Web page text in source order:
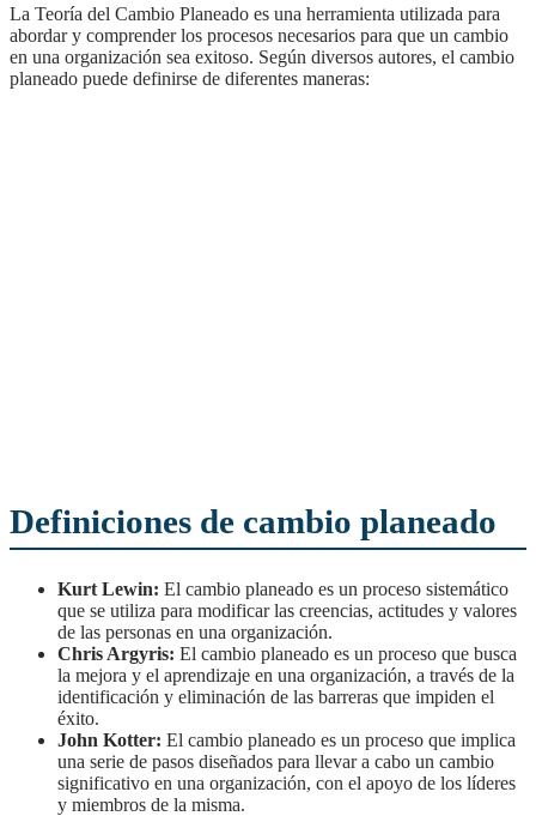
La Teoría del Cambio Planeado es una herramienta utilizada para
abordar y comprender los procesos necesarios para que un cambio
en una organización sea exitoso. Según diversos autores, el cambio
planeado puede definirse de diferentes maneras:
Definiciones de cambio planeado
Kurt Lewin: El cambio planeado es un proceso sistemático
que se utiliza para modificar las creencias, actitudes y valores
de las personas en una organización.
Chris Argyris: El cambio planeado es un proceso que busca
la mejora y el aprendizaje en una organización, a través de la
identificación y eliminación de las barreras que impiden el
éxito.
John Kotter: El cambio planeado es un proceso que implica
una serie de pasos diseñados para llevar a cabo un cambio
significativo en una organización, con el apoyo de los líderes
y miembros de la misma.